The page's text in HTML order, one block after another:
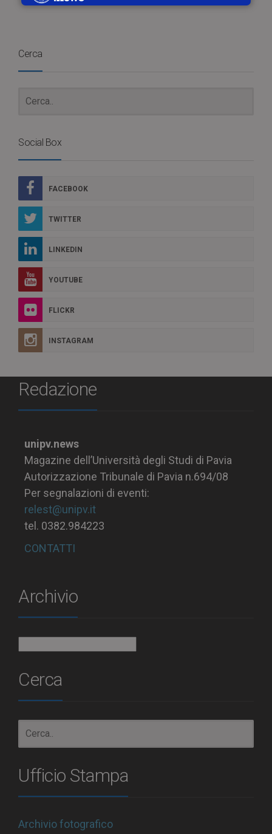
Cerca
Social Box
FACEBOOK
TWITTER
LINKEDIN
YOUTUBE
FLICKR
INSTAGRAM
Redazione
unipv.news
Magazine dell’Università degli Studi di Pavia
Autorizzazione Tribunale di Pavia n.694/08
Per segnalazioni di eventi:
relest@unipv.it
tel. 0382.984223
CONTATTI
Archivio
Cerca
Ufficio Stampa
Archivio fotografico